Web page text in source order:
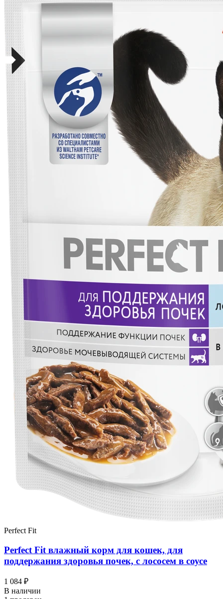
Perfect Fit
Perfect Fit влажный корм для кошек, для
поддержания здоровья почек, с лососем в соусе
1 084 ₽
В наличии